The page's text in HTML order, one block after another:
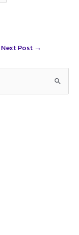
Next Post →